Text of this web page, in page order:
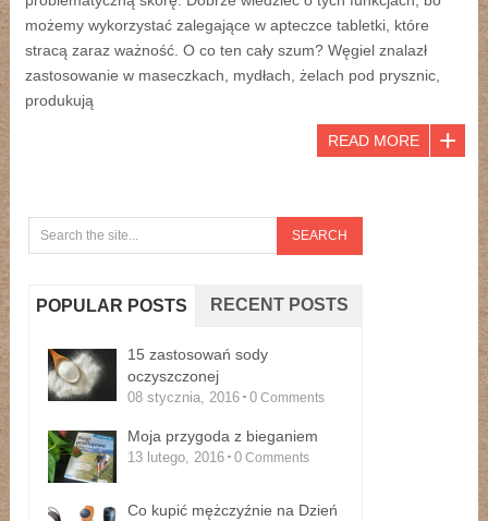
możemy wykorzystać zalegające w apteczce tabletki, które
stracą zaraz ważność. O co ten cały szum? Węgiel znalazł
zastosowanie w maseczkach, mydłach, żelach pod prysznic,
produkują
READ MORE
POPULAR POSTS RECENT POSTS
15 zastosowań sody
oczyszczonej
08 stycznia, 2016 0 Comments
Moja przygoda z bieganiem
13 lutego, 2016 0 Comments
Co kupić mężczyźnie na Dzień